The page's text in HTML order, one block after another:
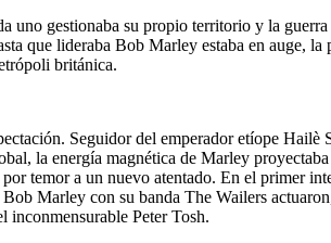
gestionaba su propio territorio y la guerra
que lideraba Bob Marley estaba en auge,
británica.
Seguidor del emperador etíope Hailè
la energía magnética de Marley
temor a un nuevo atentado. En el primer
Marley con su banda The Wailers
Peter Tosh.